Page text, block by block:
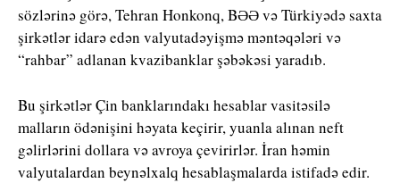
sözlərinə görə, Tehran Honkonq, BƏƏ və Türkiyədə saxta
şirkətlər idarə edən valyutadəyişmə məntəqələri və
“rahbar” adlanan kvazibanklar şəbəkəsi yaradıb.
Bu şirkətlər Çin banklarındakı hesablar vasitəsilə
malların ödənişini həyata keçirir, yuanla alınan neft
gəlirlərini dollara və avroya çevirirlər. İran həmin
valyutalardan beynəlxalq hesablaşmalarda istifadə edir.